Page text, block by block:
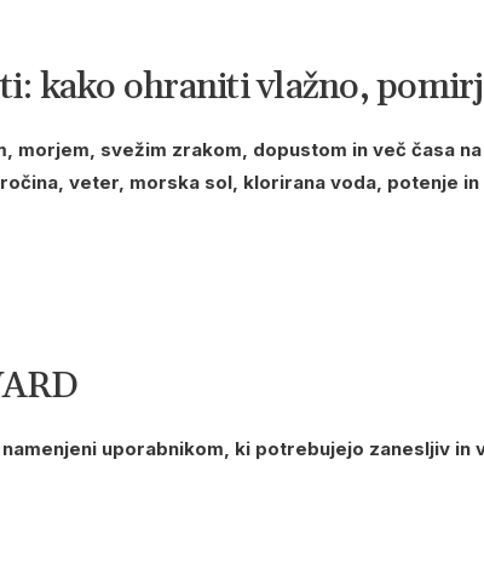
kako ohraniti vlažno,
morjem, svežim zrakom, dopustom in več časa
veter, morska sol, klorirana voda, potenje
namenjeni uporabnikom, ki potrebujejo zanesljiv